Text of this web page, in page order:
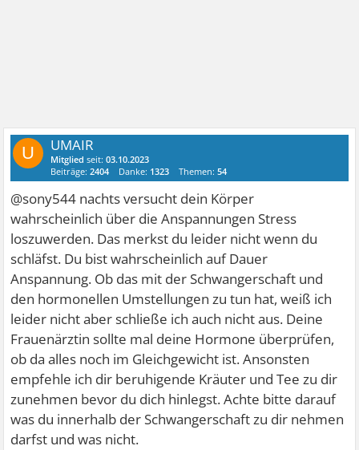
U UMAIR
Mitglied seit:03.10.2023
Beiträge:2404 Danke: 1323 Themen:54
@sony544 nachts versucht dein Körper
wahrscheinlich über die Anspannungen Stress
loszuwerden. Das merkst du leider nicht wenn du
schläfst. Du bist wahrscheinlich auf Dauer
Anspannung. Ob das mit der Schwangerschaft und
den hormonellen Umstellungen zu tun hat, weiß ich
leider nicht aber schließe ich auch nicht aus. Deine
Frauenärztin sollte mal deine Hormone überprüfen,
ob da alles noch im Gleichgewicht ist. Ansonsten
empfehle ich dir beruhigende Kräuter und Tee zu dir
zunehmen bevor du dich hinlegst. Achte bitte darauf
was du innerhalb der Schwangerschaft zu dir nehmen
darfst und was nicht.